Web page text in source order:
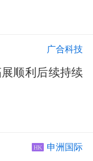
广合科技
顺利后续持续
HK 申洲国际